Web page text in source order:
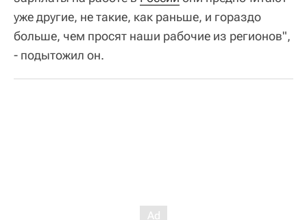
уже другие, не такие, как раньше, и гораздо
больше, чем просят наши рабочие из регионов",
- подытожил он.